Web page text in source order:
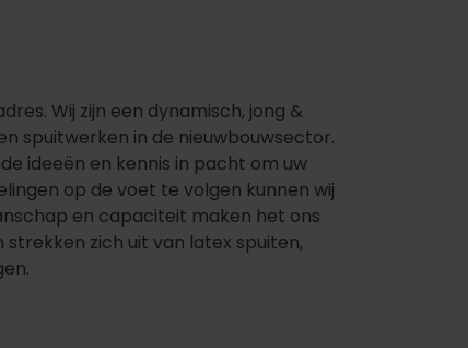
Wij zijn een dynamisch, jong &
spuitwerken in de nieuwbouwsector.
ideeën en kennis in pacht om uw
op de voet te volgen kunnen wij
en capaciteit maken het ons
zich uit van latex spuiten,